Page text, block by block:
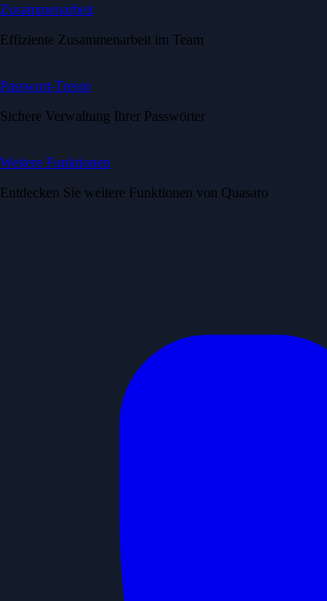
Zusammenarbeit
Effiziente Zusammenarbeit im Team
Passwort-Tresor
Sichere Verwaltung Ihrer Passwörter
Weitere Funktionen
Entdecken Sie weitere Funktionen von Quasaro